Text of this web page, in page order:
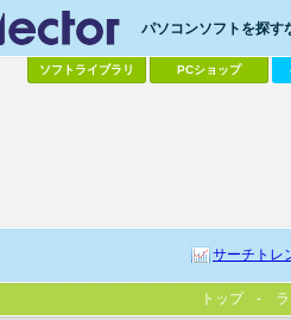
パソコンソフトを探す
ソフトライブラリ PCショップ
サーチトレ
トップ